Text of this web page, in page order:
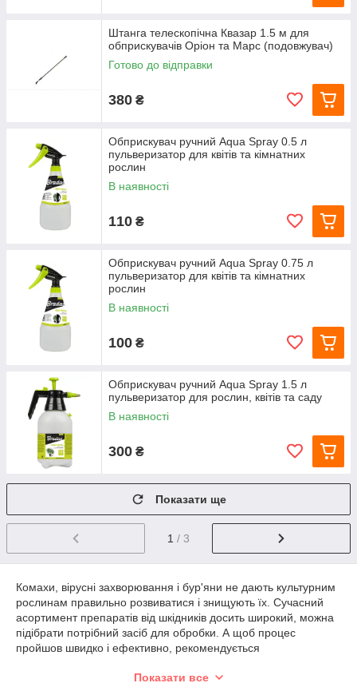
Штанга телескопічна Квазар 1.5 м для
обприскувачів Оріон та Марс (подовжувач)
Готово до відправки
380 ₴
Обприскувач ручний Aqua Spray 0.5 л
пульверизатор для квітів та кімнатних
рослин
В наявності
110 ₴
Обприскувач ручний Aqua Spray 0.75 л
пульверизатор для квітів та кімнатних
рослин
В наявності
100 ₴
Обприскувач ручний Aqua Spray 1.5 л
пульверизатор для рослин, квітів та саду
В наявності
300 ₴
Показати ще
1 / 3
Комахи, вірусні захворювання і бур'яни не дають культурним
рослинам правильно розвиватися і знищують їх. Сучасний
асортимент препаратів від шкідників досить широкий, можна
підібрати потрібний засіб для обробки. А щоб процес
пройшов швидко і ефективно, рекомендується
- ручний, механічний, помповий, телескопічний,
Показати все